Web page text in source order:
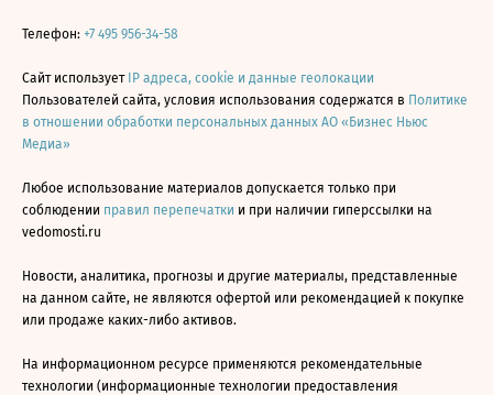
Телефон: +7 495 956-34-58
Сайт использует IP адреса, cookie и данные геолокации
Пользователей сайта, условия использования содержатся в Политике
в отношении обработки персональных данных АО «Бизнес Ньюс
Медиа»
Любое использование материалов допускается только при
соблюдении правил перепечатки и при наличии гиперссылки на
vedomosti.ru
Новости, аналитика, прогнозы и другие материалы, представленные
на данном сайте, не являются офертой или рекомендацией к покупке
или продаже каких-либо активов.
На информационном ресурсе применяются рекомендательные
технологии (информационные технологии предоставления